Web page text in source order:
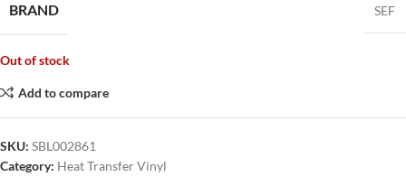
BRAND SEF
Out of stock
Add to compare
SKU: SBL002861
Category: Heat Transfer Vinyl